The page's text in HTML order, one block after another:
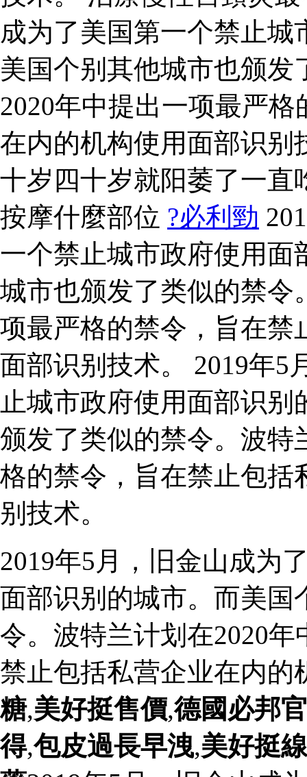
成为了美国第一个禁止
美国个别其他城市也颁
2020年中提出一项最严
在内的机构使用面部识别
十岁四十岁就阳萎了一直
按摩什麼部位 ?必利勁
一个禁止城市政府使用面
城市也颁发了类似的禁令
项最严格的禁令，旨在禁
面部识别技术。 2019年5
止城市政府使用面部识
颁发了类似的禁令。波特
格的禁令，旨在禁止包括
别技术。
2019年5月，旧金山成为
面部识别的城市。而美国
令。波特兰计划在2020
禁止包括私营企业在内
糖,美好挺售價,德國必邦
得,包皮過長早洩,美好挺